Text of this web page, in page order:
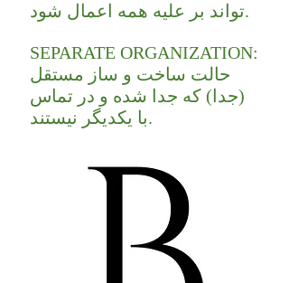
تواند بر علیه همه اعمال شود.
SEPARATE ORGANIZATION:
حالت ساخت و ساز مستقل
(جدا) که جدا شده و در تماس
با یکدیگر نیستند.